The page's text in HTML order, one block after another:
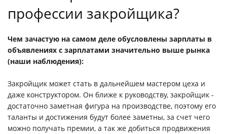
профессии закройщика?
Чем зачастую на самом деле обусловлены зарплаты в
объявлениях с зарплатами значительно выше рынка
(наши наблюдения):
Закройщик может стать в дальнейшем мастером цеха и
даже конструктором. Он ближе к руководству, закройщик -
достаточно заметная фигура на производстве, поэтому его
таланты и достижения будут более заметны, за счет чего
можно получать премии, а так же добиться продвижения